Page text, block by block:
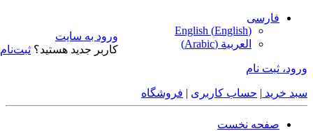
فارسی
English (English)
العربية (
Arabic
)
ورود، ثبت نام
سبد خرید | حساب کاربری | فروشگاه
صفحه نخست
ورود به سایت
کاربر جدید هستید؟ ثبت‌نام